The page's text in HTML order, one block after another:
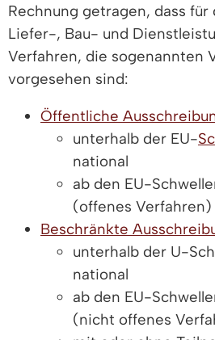
Rechnung getragen, dass für
Liefer-, Bau- und
Verfahren, die sogenannten
vorgesehen sind:
Öffentliche
unterhalb der EU-
national
ab den EU-
(offenes Verfahren)
Beschränkte
unterhalb der U-
national
ab den EU-
(nicht offenes